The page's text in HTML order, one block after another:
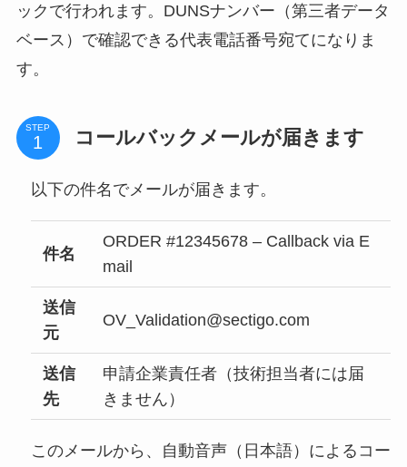
ックで行われます。DUNSナンバー（第三者データ
ベース）で確認できる代表電話番号宛てになりま
す。
STEP コールバックメールが届きます
以下の件名でメールが届きます。
件名
ORDER #12345678 – Callback via E
mail
送信
元
OV_Validation@sectigo.com
送信
先
申請企業責任者（技術担当者には届
きません）
このメールから、自動音声（日本語）によるコー